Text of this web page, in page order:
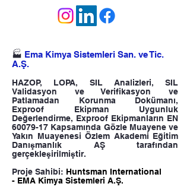
🏭 Ema Kimya Sistemleri San. ve Tic.
A.Ş.
HAZOP, LOPA, SIL Analizleri, SIL
Validasyon ve Verifikasyon ve
Patlamadan Korunma Dokümanı,
Exproof Ekipman Uygunluk
Değerlendirme, Exproof Ekipmanların EN
60079-17 Kapsamında Gözle Muayene ve
Yakın Muayenesi Özlem Akademi Eğitim
Danışmanlık AŞ tarafından
gerçekleşirilmiştir.
Proje Sahibi: Huntsman International
- EMA Kimya Sistemleri A.Ş.